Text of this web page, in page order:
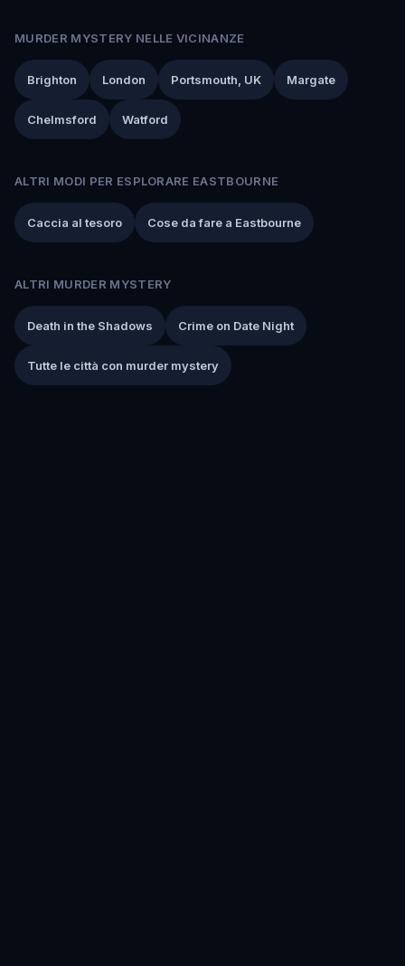
MURDER MYSTERY NELLE VICINANZE
Brighton London Portsmouth, UK Margate
Chelmsford Watford
ALTRI MODI PER ESPLORARE EASTBOURNE
Caccia al tesoro Cose da fare a Eastbourne
ALTRI MURDER MYSTERY
Death in the Shadows Crime on Date Night
Tutte le città con murder mystery